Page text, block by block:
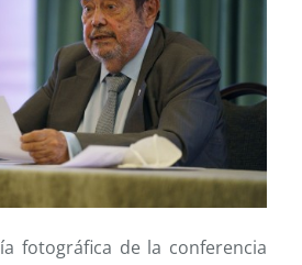
fotográfica de la conferencia